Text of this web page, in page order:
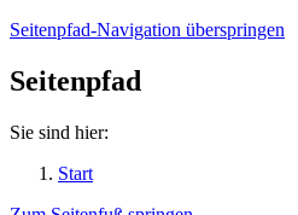
Seitenpfad-Navigation überspringen
Seitenpfad
Sie sind hier:
Start